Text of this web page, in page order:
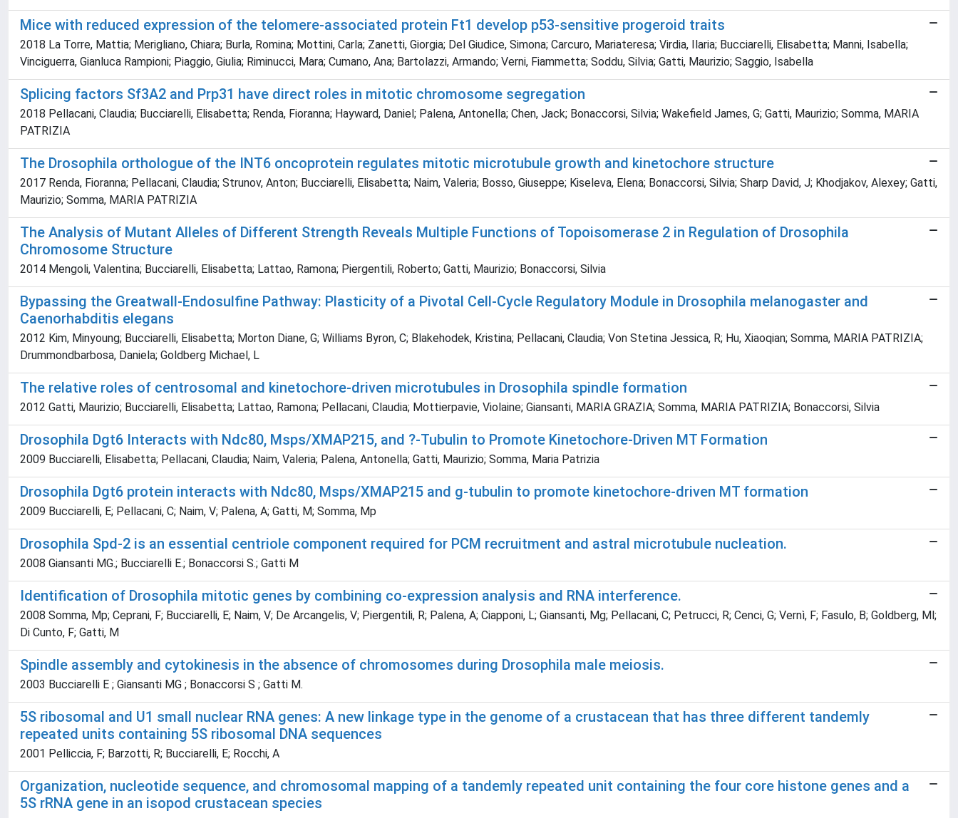
Mice with reduced expression of the telomere-associated protein Ft1 develop p53-sensitive progeroid traits
2018 La Torre, Mattia; Merigliano, Chiara; Burla, Romina; Mottini, Carla; Zanetti, Giorgia; Del Giudice, Simona; Carcuro, Mariateresa; Virdia, Ilaria; Bucciarelli, Elisabetta; Manni, Isabella;
Vinciguerra, Gianluca Rampioni; Piaggio, Giulia; Riminucci, Mara; Cumano, Ana; Bartolazzi, Armando; Verni, Fiammetta; Soddu, Silvia; Gatti, Maurizio; Saggio, Isabella
Splicing factors Sf3A2 and Prp31 have direct roles in mitotic chromosome segregation
2018 Pellacani, Claudia; Bucciarelli, Elisabetta; Renda, Fioranna; Hayward, Daniel; Palena, Antonella; Chen, Jack; Bonaccorsi, Silvia; Wakefield James, G; Gatti, Maurizio; Somma, MARIA
PATRIZIA
The Drosophila orthologue of the INT6 oncoprotein regulates mitotic microtubule growth and kinetochore structure
2017 Renda, Fioranna; Pellacani, Claudia; Strunov, Anton; Bucciarelli, Elisabetta; Naim, Valeria; Bosso, Giuseppe; Kiseleva, Elena; Bonaccorsi, Silvia; Sharp David, J; Khodjakov, Alexey; Gatti,
Maurizio; Somma, MARIA PATRIZIA
The Analysis of Mutant Alleles of Different Strength Reveals Multiple Functions of Topoisomerase 2 in Regulation of Drosophila
Chromosome Structure
2014 Mengoli, Valentina; Bucciarelli, Elisabetta; Lattao, Ramona; Piergentili, Roberto; Gatti, Maurizio; Bonaccorsi, Silvia
Bypassing the Greatwall-Endosulfine Pathway: Plasticity of a Pivotal Cell-Cycle Regulatory Module in Drosophila melanogaster and
Caenorhabditis elegans
2012 Kim, Minyoung; Bucciarelli, Elisabetta; Morton Diane, G; Williams Byron, C; Blakehodek, Kristina; Pellacani, Claudia; Von Stetina Jessica, R; Hu, Xiaoqian; Somma, MARIA PATRIZIA;
Drummondbarbosa, Daniela; Goldberg Michael, L
The relative roles of centrosomal and kinetochore-driven microtubules in Drosophila spindle formation
2012 Gatti, Maurizio; Bucciarelli, Elisabetta; Lattao, Ramona; Pellacani, Claudia; Mottierpavie, Violaine; Giansanti, MARIA GRAZIA; Somma, MARIA PATRIZIA; Bonaccorsi, Silvia
Drosophila Dgt6 Interacts with Ndc80, Msps/XMAP215, and ?-Tubulin to Promote Kinetochore-Driven MT Formation
2009 Bucciarelli, Elisabetta; Pellacani, Claudia; Naim, Valeria; Palena, Antonella; Gatti, Maurizio; Somma, Maria Patrizia
Drosophila Dgt6 protein interacts with Ndc80, Msps/XMAP215 and g-tubulin to promote kinetochore-driven MT formation
2009 Bucciarelli, E; Pellacani, C; Naim, V; Palena, A; Gatti, M; Somma, Mp
Drosophila Spd-2 is an essential centriole component required for PCM recruitment and astral microtubule nucleation.
2008 Giansanti MG.; Bucciarelli E.; Bonaccorsi S.; Gatti M
Identification of Drosophila mitotic genes by combining co-expression analysis and RNA interference.
2008 Somma, Mp; Ceprani, F; Bucciarelli, E; Naim, V; De Arcangelis, V; Piergentili, R; Palena, A; Ciapponi, L; Giansanti, Mg; Pellacani, C; Petrucci, R; Cenci, G; Vernì, F; Fasulo, B; Goldberg, Ml;
Di Cunto, F; Gatti, M
Spindle assembly and cytokinesis in the absence of chromosomes during Drosophila male meiosis.
2003 Bucciarelli E ; Giansanti MG ; Bonaccorsi S ; Gatti M.
5S ribosomal and U1 small nuclear RNA genes: A new linkage type in the genome of a crustacean that has three different tandemly
repeated units containing 5S ribosomal DNA sequences
2001 Pelliccia, F; Barzotti, R; Bucciarelli, E; Rocchi, A
Organization, nucleotide sequence, and chromosomal mapping of a tandemly repeated unit containing the four core histone genes and a
5S rRNA gene in an isopod crustacean species